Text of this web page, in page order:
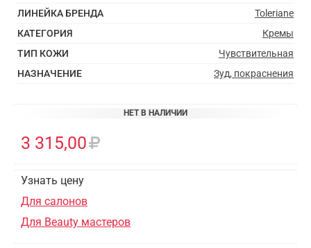
ЛИНЕЙКА БРЕНДА
Toleriane
КАТЕГОРИЯ
Кремы
ТИП КОЖИ
Чувствительная
НАЗНАЧЕНИЕ
Зуд, покраснения
НЕТ В НАЛИЧИИ
3 315,00
Узнать цену
Для салонов
Для Beauty мастеров